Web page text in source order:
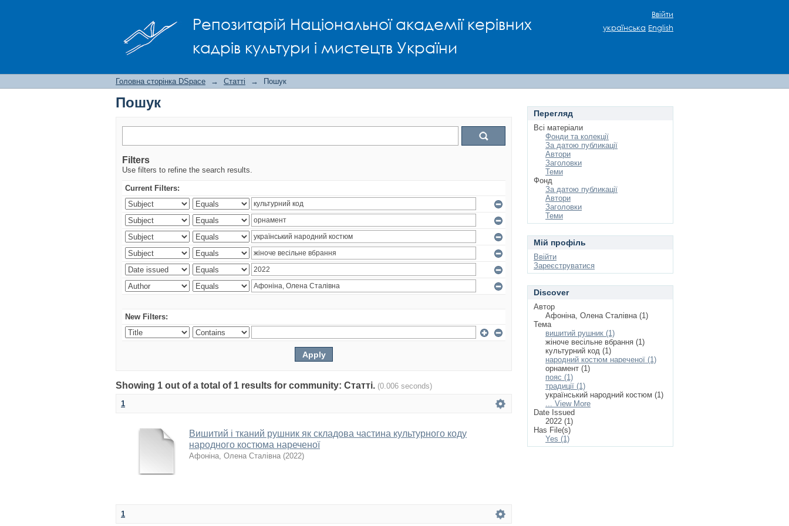
Репозитарій Національної академії керівних
кадрів культури і мистецтв України
Ввійти
українська English
Головна сторінка DSpace → Статті → Пошук
Пошук
Filters
Use filters to refine the search results.
Current Filters:
New Filters:
Showing 1 out of a total of 1 results for community: Статті. (0.006 seconds)
1
Вишитий і тканий рушник як складова частина культурного коду
народного костюма нареченої
Афоніна, Олена Сталівна (2022)
1
Перегляд
Всі матеріали
Фонди та колекції
За датою публикації
Автори
Заголовки
Теми
Фонд
За датою публикації
Автори
Заголовки
Теми
Мій профіль
Ввійти
Зареєструватися
Discover
Автор
Афоніна, Олена Сталівна (1)
Тема
вишитий рушник (1)
жіноче весільне вбрання (1)
культурний код (1)
народний костюм нареченої (1)
орнамент (1)
пояс (1)
традиції (1)
український народний костюм (1)
... View More
Date Issued
2022 (1)
Has File(s)
Yes (1)